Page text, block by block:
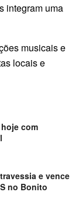
integram uma
musicais e
locais e
com
e vence
no Bonito